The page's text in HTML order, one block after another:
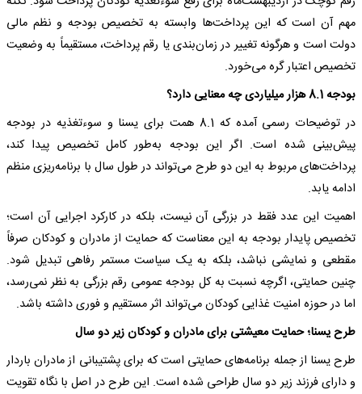
مهم آن است که این پرداخت‌ها وابسته به تخصیص بودجه و نظم مالی
دولت است و هرگونه تغییر در زمان‌بندی یا رقم پرداخت، مستقیماً به وضعیت
تخصیص اعتبار گره می‌خورد.
بودجه 8.1 هزار میلیاردی چه معنایی دارد؟
در توضیحات رسمی آمده که 8.1 همت برای یسنا و سوءتغذیه در بودجه
پیش‌بینی شده است. اگر این بودجه به‌طور کامل تخصیص پیدا کند،
پرداخت‌های مربوط به این دو طرح می‌تواند در طول سال با برنامه‌ریزی منظم
ادامه یابد.
اهمیت این عدد فقط در بزرگی آن نیست، بلکه در کارکرد اجرایی آن است؛
تخصیص پایدار بودجه به این معناست که حمایت از مادران و کودکان صرفاً
مقطعی و نمایشی نباشد، بلکه به یک سیاست مستمر رفاهی تبدیل شود.
چنین حمایتی، اگرچه نسبت به کل بودجه عمومی رقم بزرگی به نظر نمی‌رسد،
اما در حوزه امنیت غذایی کودکان می‌تواند اثر مستقیم و فوری داشته باشد.
طرح یسنا؛ حمایت معیشتی برای مادران و کودکان زیر دو سال
طرح یسنا از جمله برنامه‌های حمایتی است که برای پشتیبانی از مادران باردار
و دارای فرزند زیر دو سال طراحی شده است. این طرح در اصل با نگاه تقویت